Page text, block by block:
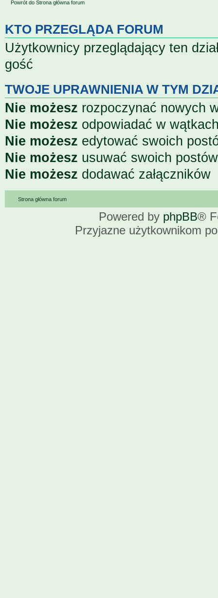
Powrót do Strona główna forum
KTO PRZEGLĄDA FORUM
Użytkownicy przeglądający ten
gość
TWOJE UPRAWNIENIA W TYM
Nie możesz rozpoczynać nowych
Nie możesz odpowiadać w
Nie możesz edytować swoich
Nie możesz usuwać swoich postów
Nie możesz dodawać załączników
Strona główna forum
Powered by phpBB®
Przyjazne użytkownikom